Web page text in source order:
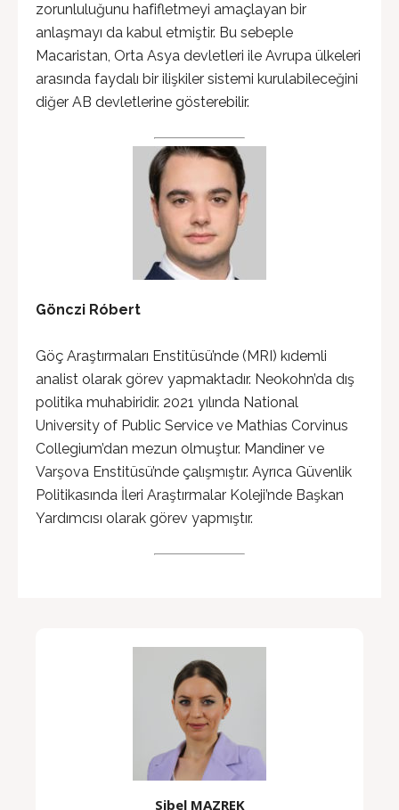
zorunluluğunu hafifletmeyi amaçlayan bir
anlaşmayı da kabul etmiştir. Bu sebeple
Macaristan, Orta Asya devletleri ile Avrupa ülkeleri
arasında faydalı bir ilişkiler sistemi kurulabileceğini
diğer AB devletlerine gösterebilir.
Gönczi Róbert
Göç Araştırmaları Enstitüsü’nde (MRI) kıdemli
analist olarak görev yapmaktadır. Neokohn’da dış
politika muhabiridir. 2021 yılında National
University of Public Service ve Mathias Corvinus
Collegium’dan mezun olmuştur. Mandiner ve
Varşova Enstitüsü’nde çalışmıştır. Ayrıca Güvenlik
Politikasında İleri Araştırmalar Koleji’nde Başkan
Yardımcısı olarak görev yapmıştır.
Sibel MAZREK